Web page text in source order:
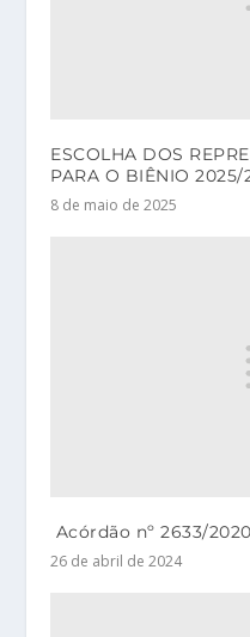
ESCOLHA DOS
PARA O BIÊNIO 2025/
8 de maio de 2025
Acórdão nº 2633/2020
26 de abril de 2024